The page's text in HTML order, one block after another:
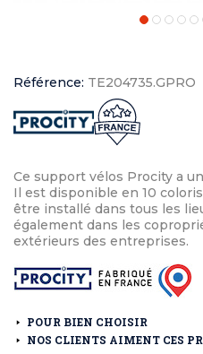
Référence: TE204735.GPRO
Ce support vélos Procity a
Il est disponible en 10
être installé dans tous les
également dans les
extérieurs des entreprises.
POUR BIEN CHOISIR
NOS CLIENTS AIMENT CES